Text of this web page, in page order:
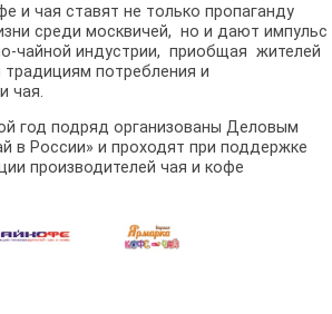
и чая ставят не только пропаганду
среди москвичей, но и дают импульс
чайной индустрии, приобщая жителей
традициям потребления и
и чая.
год подряд организованы Деловым
в России» и проходят при поддержке
производителей чая и кофе